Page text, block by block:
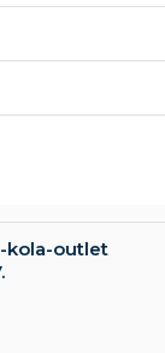
kola-outlet